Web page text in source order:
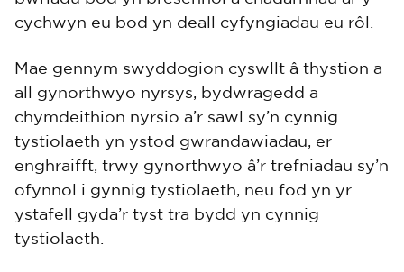
cychwyn eu bod yn deall cyfyngiadau eu rôl.
Mae gennym swyddogion cyswllt â thystion a
all gynorthwyo nyrsys, bydwragedd a
chymdeithion nyrsio a’r sawl sy’n cynnig
tystiolaeth yn ystod gwrandawiadau, er
enghraifft, trwy gynorthwyo â’r trefniadau sy’n
ofynnol i gynnig tystiolaeth, neu fod yn yr
ystafell gyda’r tyst tra bydd yn cynnig
tystiolaeth.